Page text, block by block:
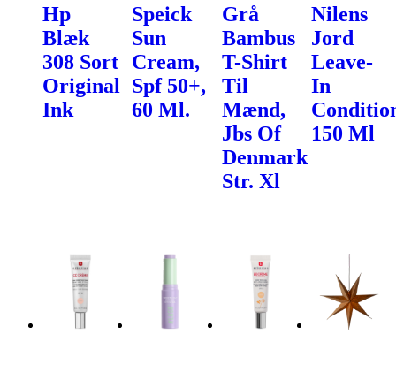
Hp
Blæk
308 Sort
Original
Ink
Speick
Sun
Cream,
Spf 50+,
60 Ml.
Grå
Bambus
T-Shirt
Til
Mænd,
Jbs Of
Denmark
Str. Xl
Nilens
Jord
Leave-
In
150 Ml